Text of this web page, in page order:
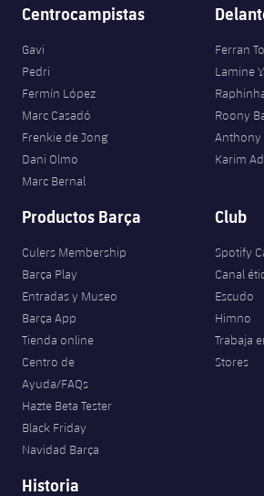
Jugadores
Historia
Palmarés
Clasificaciones
Juvenil
Alevín
Noticias
Masculino
Agenda
Baloncesto en silla de ruedas
plusicon
más
Actualidad
Jugadores
Calendario
Clasificaciones
Hockey sobre hielo
plusicon
más
Actualidad
Jugadores
Calendario
Resultados
Clasificaciones
Hockey hierba
Hockey Hierba Masculino
Hockey Hierba Femenino
Actualidad
Plantilla
Escuela de Patinaje
Rugby
plusicon
más
Actualidad
Jugadores
Voleibol
plusicon
más
Noticias
Apúntate a las amateurs
plusicon
más
Apúntate a las amateurs
Centrocampistas
Gavi
Pedri
Fermín López
Marc Casadó
Frenkie de Jong
Dani Olmo
Marc Bernal
Ferran
Lamine
Roony
Anthony
Karim
Productos Barça
Culers Membership
Barça Play
Entradas y Museo
Barça App
Tienda online
Centro de
Ayuda/FAQs
Hazte Beta Tester
Black Friday
Navidad Barça
Club
Spotify
Canal
Escudo
Himno
Trabaja
Stores
Historia